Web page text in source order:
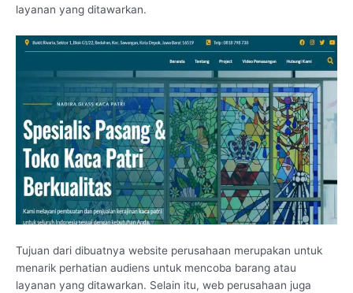
layanan yang ditawarkan.
Tujuan dari dibuatnya website perusahaan merupakan untuk
menarik perhatian audiens untuk mencoba barang atau
layanan yang ditawarkan. Selain itu, web perusahaan juga